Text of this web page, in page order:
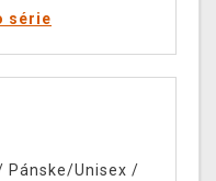
série
Pánske/Unisex /